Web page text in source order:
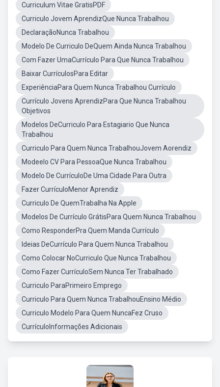
Curriculum Vitae GratisPDF
Curriculo Jovem AprendizQue Nunca Trabalhou
DeclaraçãoNunca Trabalhou
Modelo De Curriculo DeQuem Ainda Nunca Trabalhou
Com Fazer UmaCurrículo Para Que Nunca Trabalhou
Baixar CurrículosPara Editar
ExperiênciaPara Quem Nunca Trabalhou Currículo
Currículo Jovens AprendizPara Que Nunca Trabalhou
Objetivos
Modelos DeCurriculo Para Estagiario Que Nunca
Trabalhou
Curriculo Para Quem Nunca TrabalhouJovem Aorendiz
Modeelo CV Para PessoaQue Nunca Trabalhou
Modelo De CurrículoDe Uma Cidade Para Outra
Fazer CurrículoMenor Aprendiz
Curriculo De QuemTrabalha Na Apple
Modelos De Currículo GrátisPara Quem Nunca Trabalhou
Como ResponderPra Quem Manda Currículo
Ideias DeCurrículo Para Quem Nunca Trabalhou
Como Colocar NoCurriculo Que Nunca Trabalhou
Como Fazer CurrículoSem Nunca Ter Trabalhado
Curriculo ParaPrimeiro Emprego
Curriculo Para Quem Nunca TrabalhouEnsino Médio
Curriculo Modelo Para Quem NuncaFez Cruso
CurrículoInformações Adicionais